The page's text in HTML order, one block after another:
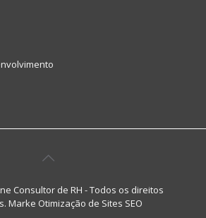
Consultor de RH - Todos os direitos
Marke Otimização de Sites SEO